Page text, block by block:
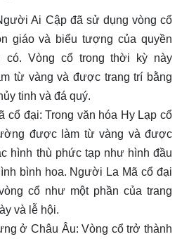
Ai Cập đã sử dụng vòng cổ
giáo và biểu tượng của quyền
có. Vòng cổ trong thời kỳ này
từ vàng và được trang trí bằng
tinh và đá quý.
cổ đại: Trong văn hóa Hy Lạp cổ
được làm từ vàng và được
hình thù phức tạp như hình đầu
bình hoa. Người La Mã cổ đại
cổ như một phần của trang
và lễ hội.
ở Châu Âu: Vòng cổ trở thành